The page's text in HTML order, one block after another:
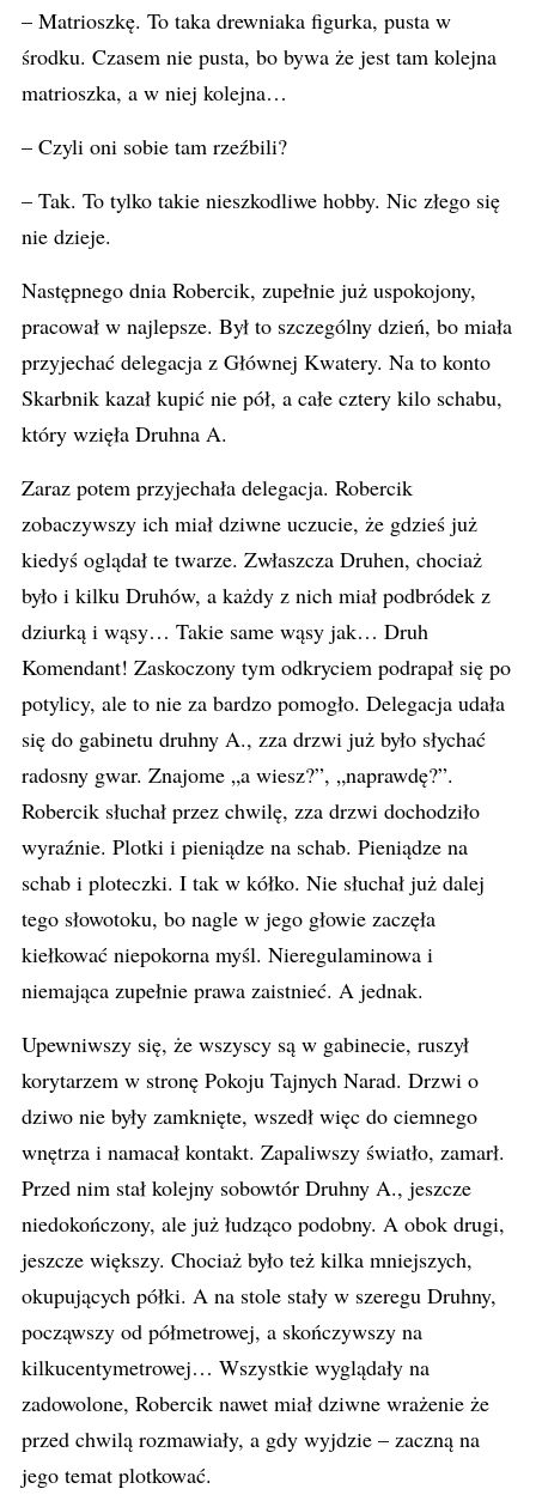
– Matrioszkę. To taka drewniaka figurka, pusta w
środku. Czasem nie pusta, bo bywa że jest tam kolejna
matrioszka, a w niej kolejna…
– Czyli oni sobie tam rzeźbili?
– Tak. To tylko takie nieszkodliwe hobby. Nic złego się
nie dzieje.
Następnego dnia Robercik, zupełnie już uspokojony,
pracował w najlepsze. Był to szczególny dzień, bo miała
przyjechać delegacja z Głównej Kwatery. Na to konto
Skarbnik kazał kupić nie pół, a całe cztery kilo schabu,
który wzięła Druhna A.
Zaraz potem przyjechała delegacja. Robercik
zobaczywszy ich miał dziwne uczucie, że gdzieś już
kiedyś oglądał te twarze. Zwłaszcza Druhen, chociaż
było i kilku Druhów, a każdy z nich miał podbródek z
dziurką i wąsy… Takie same wąsy jak… Druh
Komendant! Zaskoczony tym odkryciem podrapał się po
potylicy, ale to nie za bardzo pomogło. Delegacja udała
się do gabinetu druhny A., zza drzwi już było słychać
radosny gwar. Znajome „a wiesz?”, „naprawdę?”.
Robercik słuchał przez chwilę, zza drzwi dochodziło
wyraźnie. Plotki i pieniądze na schab. Pieniądze na
schab i ploteczki. I tak w kółko. Nie słuchał już dalej
tego słowotoku, bo nagle w jego głowie zaczęła
kiełkować niepokorna myśl. Nieregulaminowa i
niemająca zupełnie prawa zaistnieć. A jednak.
Upewniwszy się, że wszyscy są w gabinecie, ruszył
korytarzem w stronę Pokoju Tajnych Narad. Drzwi o
dziwo nie były zamknięte, wszedł więc do ciemnego
wnętrza i namacał kontakt. Zapaliwszy światło, zamarł.
Przed nim stał kolejny sobowtór Druhny A., jeszcze
niedokończony, ale już łudząco podobny. A obok drugi,
jeszcze większy. Chociaż było też kilka mniejszych,
okupujących półki. A na stole stały w szeregu Druhny,
począwszy od półmetrowej, a skończywszy na
kilkucentymetrowej… Wszystkie wyglądały na
zadowolone, Robercik nawet miał dziwne wrażenie że
przed chwilą rozmawiały, a gdy wyjdzie – zaczną na
jego temat plotkować.